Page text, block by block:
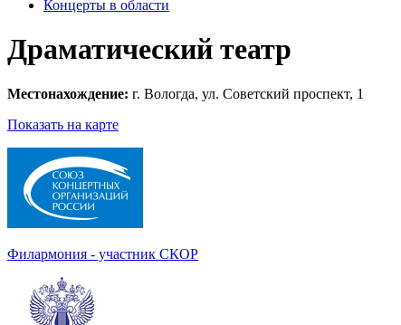
Концерты в области
Драматический театр
Местонахождение: г. Вологда, ул. Советский проспект, 1
Показать на карте
Филармония - участник СКОР